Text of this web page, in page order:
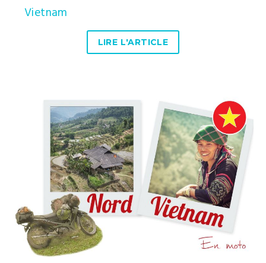
Vietnam
LIRE L'ARTICLE
Vietnam
moto
itinéraire,
budget